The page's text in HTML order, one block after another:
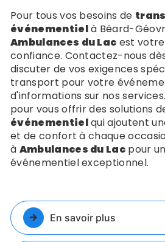
Pour tous vos besoins de
événementielà Béard-
Ambulances du Lac est
confiance. Contactez-nous
discuter de vos exigences
transport pour votre
d'informations sur nos
pour vous offrir des solutions
événementielqui ajoutent
et de confort à chaque
à Ambulances du Lac pour
événementiel exceptionnel.
En savoir plus